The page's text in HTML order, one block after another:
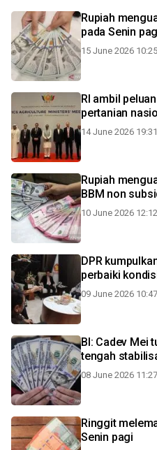
Rupiah
pada Senin
15 June 2026
RI ambil
pertanian
14 June 2026
Rupiah
BBM non
10 June 2026
DPR
perbaiki
09 June 2026
BI: Cadev Mei
tengah
08 June 2026
Ringgit
Senin pagi